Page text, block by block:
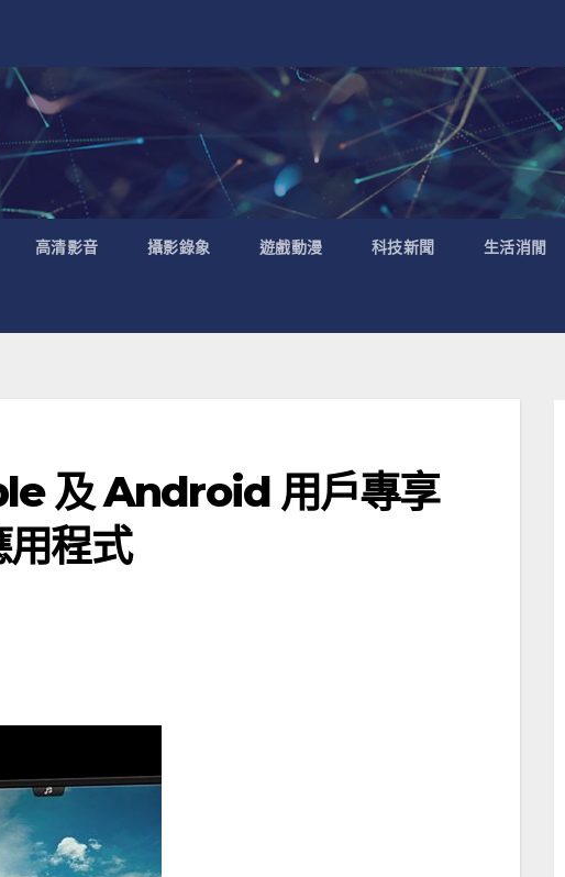
高清影音 攝影錄象 遊戲動漫 科技新聞 生活消閒
及 Android 用戶專享
程式